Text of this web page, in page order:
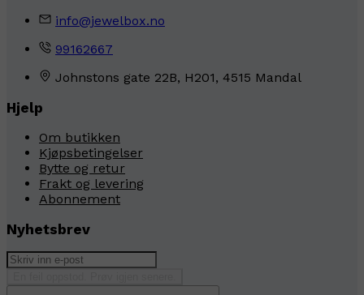
info@jewelbox.no
99162667
Johnstons gate 22B, H201, 4515 Mandal
Hjelp
Om butikken
Kjøpsbetingelser
Bytte og retur
Frakt og levering
Abonnement
Nyhetsbrev